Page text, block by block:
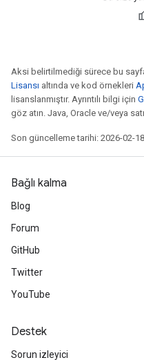
Aksi belirtilmediği sürece bu
Lisansı altında ve kod örnekleri
lisanslanmıştır. Ayrıntılı bilgi için
göz atın. Java, Oracle ve/veya
Son güncelleme tarihi: 2026-02-
Bağlı kalma
Blog
Forum
GitHub
Twitter
YouTube
Destek
Sorun izleyici